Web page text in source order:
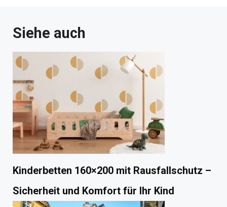
Siehe auch
Kinderbetten 160×200 mit Rausfallschutz –
Sicherheit und Komfort für Ihr Kind